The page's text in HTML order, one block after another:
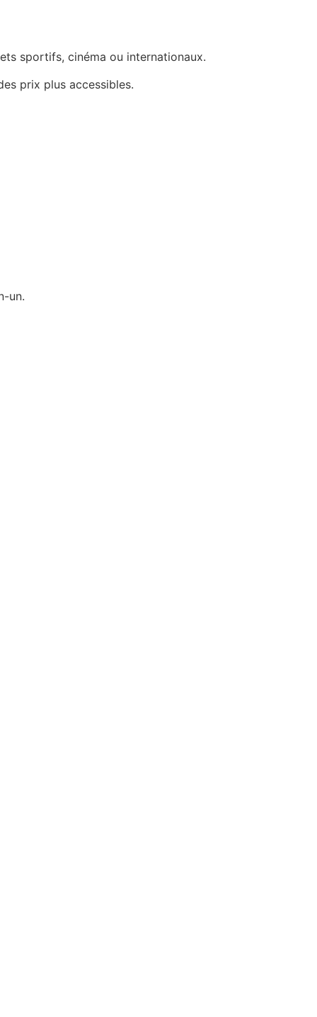
sportifs, cinéma ou internationaux.
prix plus accessibles.
un.